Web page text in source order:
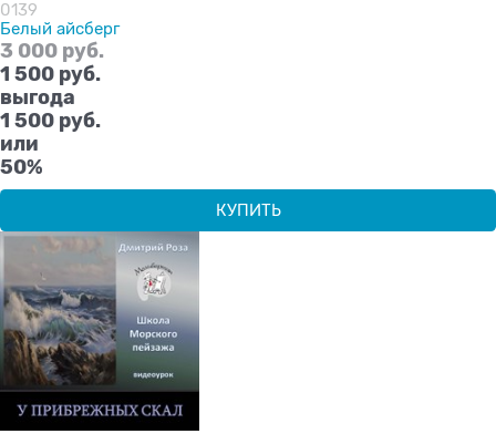
0139
Белый айсберг
3 000 руб.
1 500 руб.
выгода
1 500 руб.
или
50%
КУПИТЬ